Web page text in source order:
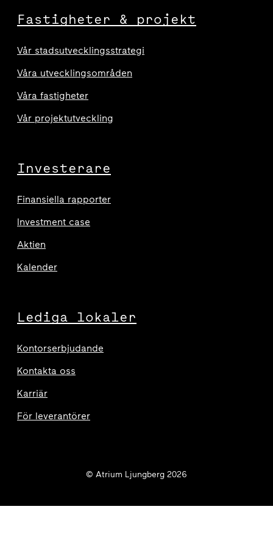
Fastigheter & projekt
Vår stadsutvecklingsstrategi
Våra utvecklingsområden
Våra fastigheter
Vår projektutveckling
Investerare
Finansiella rapporter
Investment case
Aktien
Kalender
Lediga lokaler
Kontorserbjudande
Kontakta oss
Karriär
För leverantörer
© Atrium Ljungberg 2026